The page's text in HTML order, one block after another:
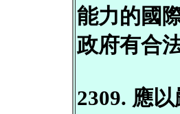
能力的國
政府有合
2309. 應